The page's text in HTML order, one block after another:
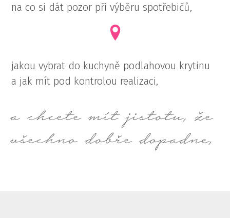
na co si dát pozor při výběru spotřebičů,
jakou vybrat do kuchyně podlahovou krytinu
a jak mít pod kontrolou realizaci,
a chcete mít jistotu, že
všechno dobře dopadne,